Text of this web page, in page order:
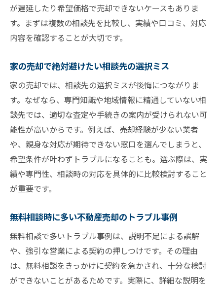
が遅延したり希望価格で売却できないケースもありま
す。まずは複数の相談先を比較し、実績や口コミ、対応
内容を確認することが大切です。
家の売却で絶対避けたい相談先の選択ミス
家の売却では、相談先の選択ミスが後悔につながりま
す。なぜなら、専門知識や地域情報に精通していない相
談先では、適切な査定や手続きの案内が受けられない可
能性が高いからです。例えば、売却経験が少ない業者
や、親身な対応が期待できない窓口を選んでしまうと、
希望条件が叶わずトラブルになることも。選ぶ際は、実
績や専門性、相談時の対応を具体的に比較検討すること
が重要です。
無料相談時に多い不動産売却のトラブル事例
無料相談で多いトラブル事例は、説明不足による誤解
や、強引な営業による契約の押しつけです。その理由
は、無料相談をきっかけに契約を急かされ、十分な検討
ができないことがあるためです。実際に、詳細な説明を